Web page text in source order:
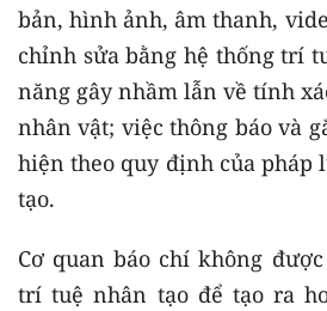
bản, hình ảnh, âm thanh,
chỉnh sửa bằng hệ thống trí
năng gây nhầm lẫn về tính
nhân vật; việc thông báo và
hiện theo quy định của pháp
tạo.
Cơ quan báo chí không
trí tuệ nhân tạo để tạo ra